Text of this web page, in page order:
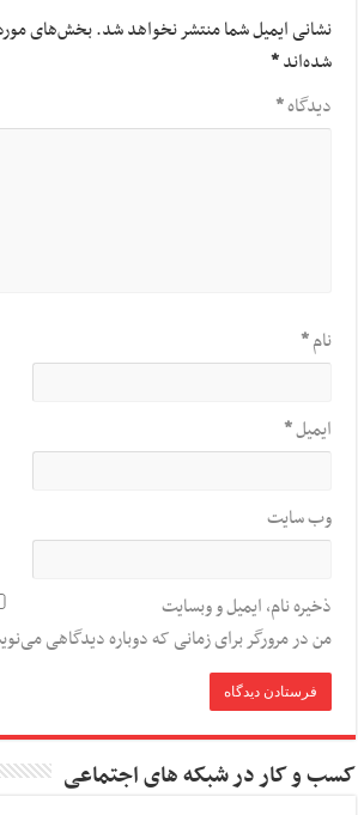
نشانی ایمیل شما منتشر نخواهد شد.بخش‌های
شده‌اند*
دیدگاه*
نام*
ایمیل*
وب‌ سایت
ذخیره نام، ایمیل و وبسایت
من در مرورگر برای زمانی که دوباره دیدگاهی
کسب و کار در شبکه های اجتماعی